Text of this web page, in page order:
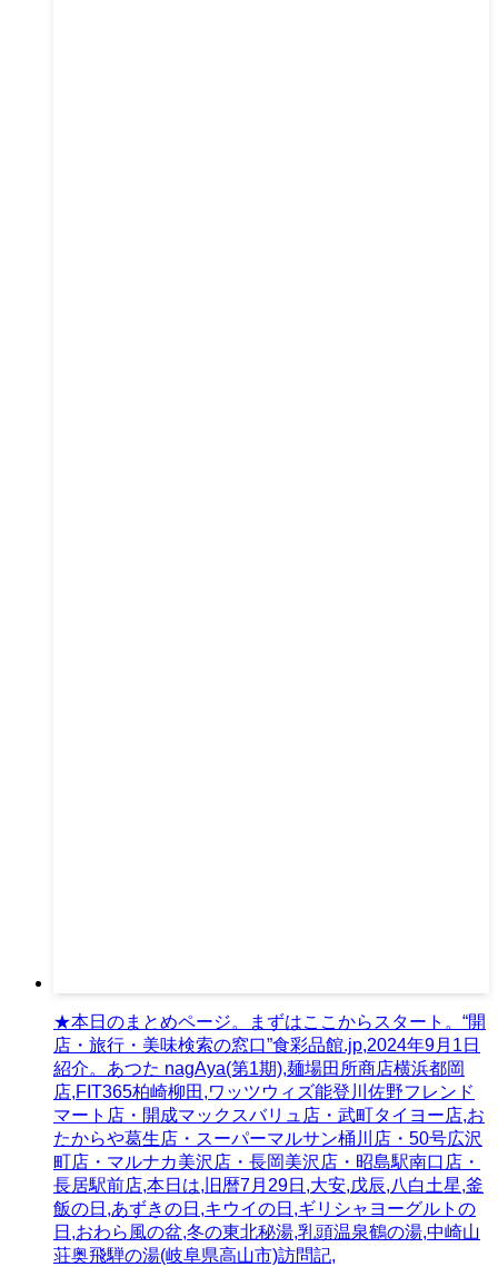
★本日のまとめページ。まずはここからスタート。“開
店・旅行・美味検索の窓口”食彩品館.jp,2024年9月1日
紹介。あつた nagAya(第1期),麺場田所商店横浜都岡
店,FIT365柏崎柳田,ワッツウィズ能登川佐野フレンド
マート店・開成マックスバリュ店・武町タイヨー店,お
たからや葛生店・スーパーマルサン桶川店・50号広沢
町店・マルナカ美沢店・長岡美沢店・昭島駅南口店・
長居駅前店,本日は,旧暦7月29日,大安,戊辰,八白土星,釜
飯の日,あずきの日,キウイの日,ギリシャヨーグルトの
日,おわら風の盆,冬の東北秘湯,乳頭温泉鶴の湯,中崎山
荘奥飛騨の湯(岐阜県高山市)訪問記,